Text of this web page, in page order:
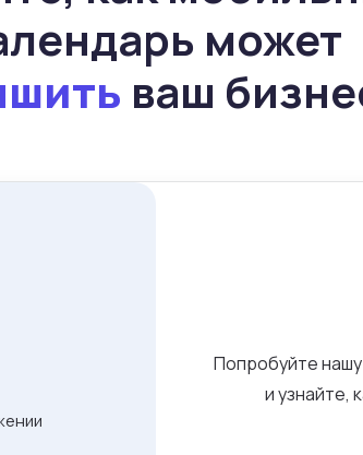
может
ваш
Попробуйте
и узнайте,